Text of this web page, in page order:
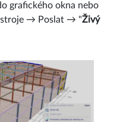
grafického okna nebo
→ Poslat → "Živý